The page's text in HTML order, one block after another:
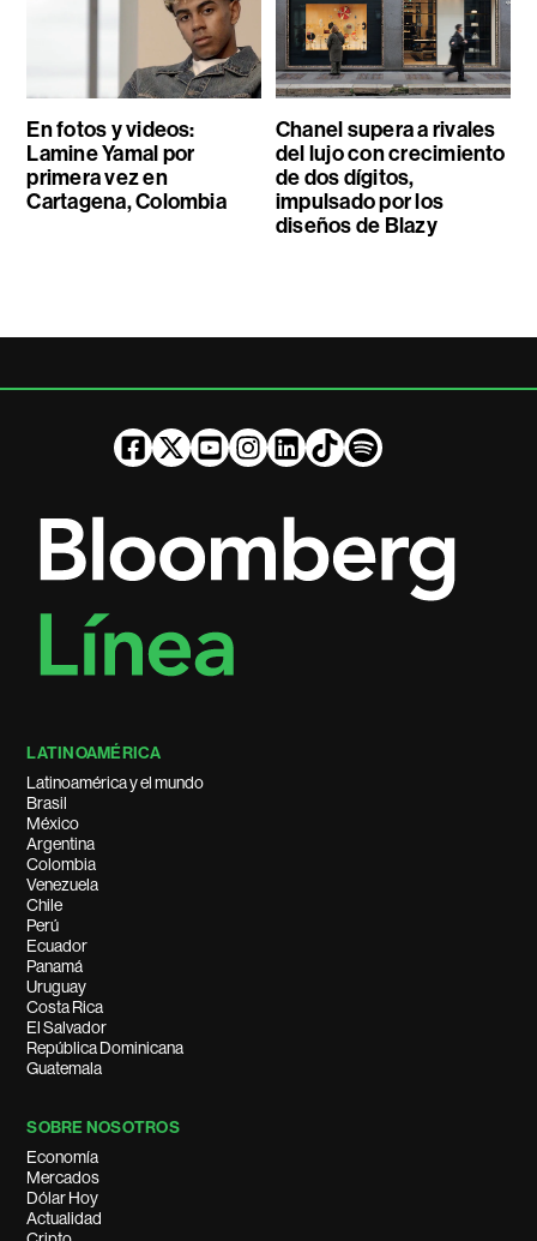
En fotos y videos:
Lamine Yamal por
primera vez en
Cartagena, Colombia
Chanel supera a rivales
del lujo con crecimiento
de dos dígitos,
impulsado por los
diseños de Blazy
LATINOAMÉRICA
Latinoamérica y el mundo
Brasil
México
Argentina
Colombia
Venezuela
Chile
Perú
Ecuador
Panamá
Uruguay
Costa Rica
El Salvador
República Dominicana
Guatemala
SOBRE NOSOTROS
Economía
Mercados
Dólar Hoy
Actualidad